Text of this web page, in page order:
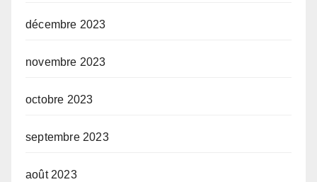
décembre 2023
novembre 2023
octobre 2023
septembre 2023
août 2023